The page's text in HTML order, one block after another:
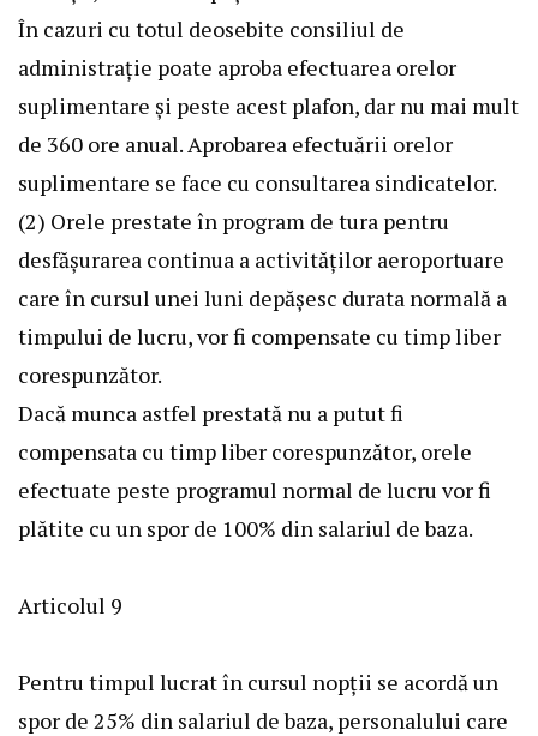
În cazuri cu totul deosebite consiliul de
administraţie poate aproba efectuarea orelor
suplimentare şi peste acest plafon, dar nu mai mult
de 360 ore anual. Aprobarea efectuării orelor
suplimentare se face cu consultarea sindicatelor.
(2) Orele prestate în program de tura pentru
desfăşurarea continua a activităţilor aeroportuare
care în cursul unei luni depăşesc durata normală a
timpului de lucru, vor fi compensate cu timp liber
corespunzător.
Dacă munca astfel prestată nu a putut fi
compensata cu timp liber corespunzător, orele
efectuate peste programul normal de lucru vor fi
plătite cu un spor de 100% din salariul de baza.
Articolul 9
Pentru timpul lucrat în cursul nopţii se acordă un
spor de 25% din salariul de baza, personalului care